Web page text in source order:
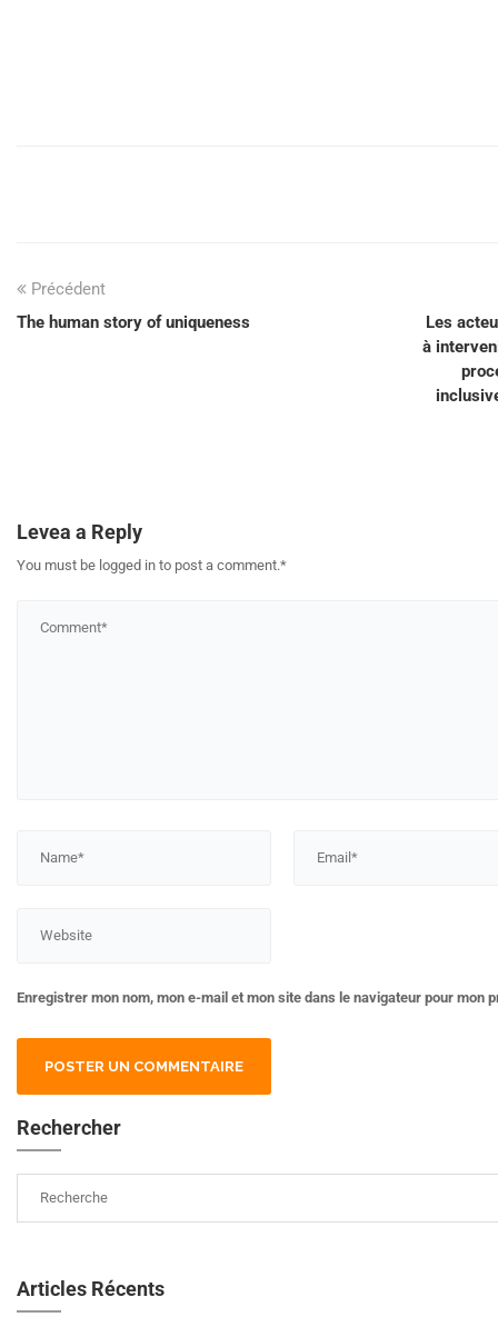
Précédent
The human story of uniqueness
Les
à
Levea a Reply
You must be logged in to post a comment.*
Enregistrer mon nom, mon e-mail et mon site dans le navigateur pour mon
Rechercher
Articles Récents